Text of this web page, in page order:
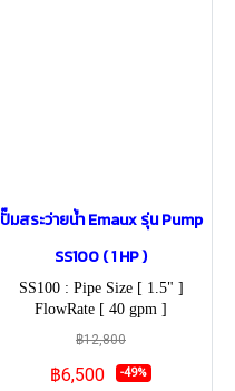
ปั๊มสระว่ายน้ำ Emaux รุ่น Pump
SS100 ( 1 HP )
SS100 : Pipe Size [ 1.5" ]
FlowRate [ 40 gpm ]
฿12,800
฿6,500 -49%